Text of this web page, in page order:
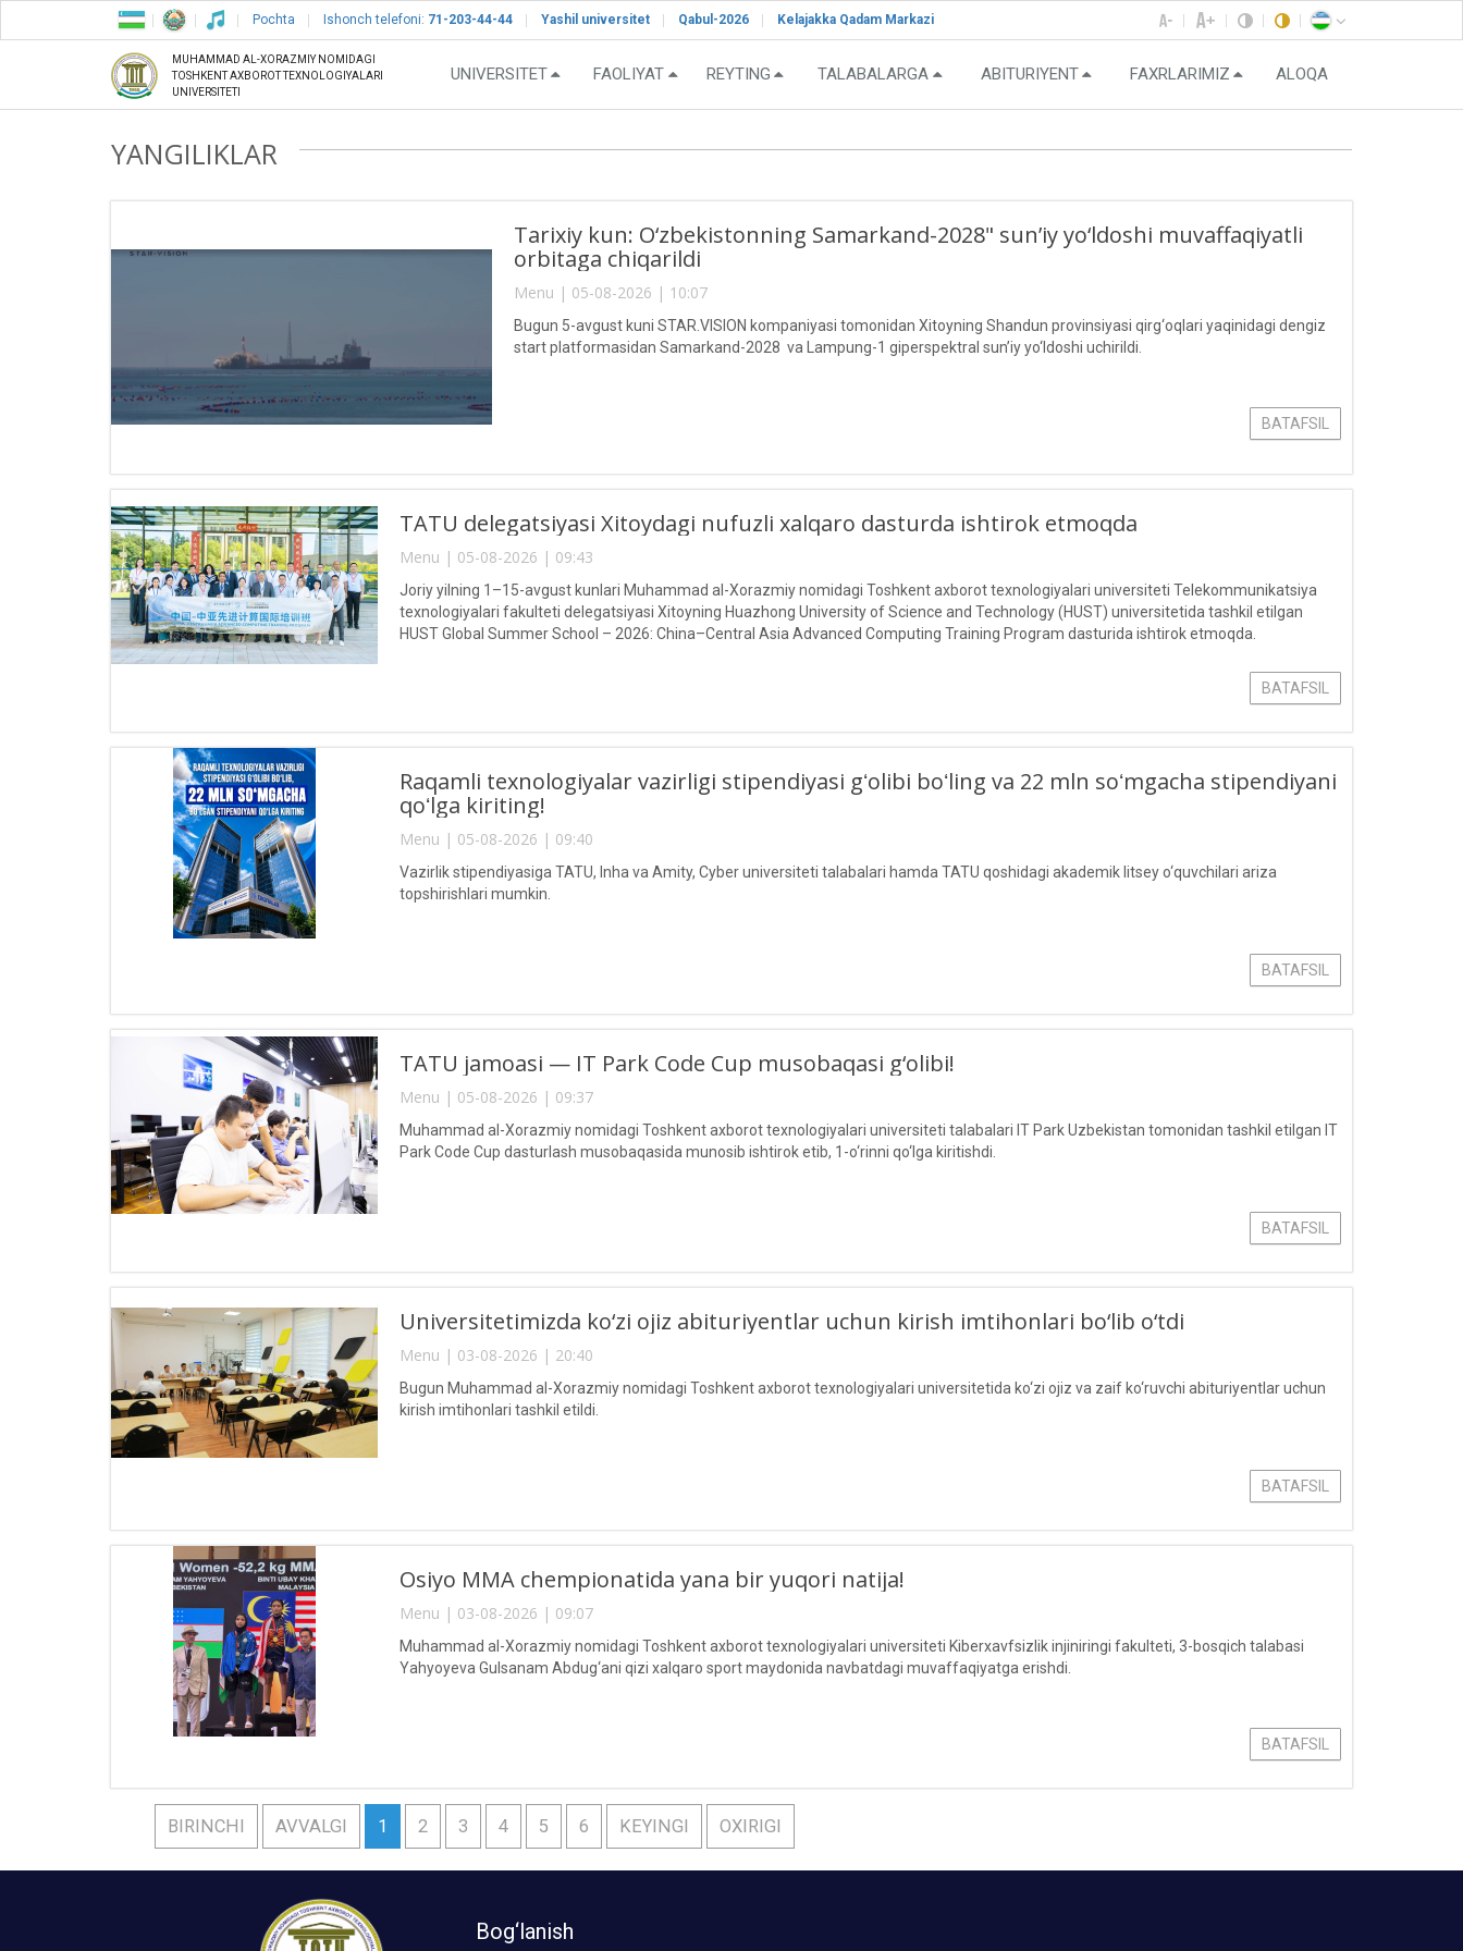
Pochta Ishonch telefoni: 71-203-44-44 Yashil universitet Qabul-2026 Kelajakka Qadam Markazi
MUHAMMAD AL-XORAZMIY NOMIDAGI
TOSHKENT AXBOROT TEXNOLOGIYALARI
UNIVERSITETI
UNIVERSITET FAOLIYAT REYTING TALABALARGA ABITURIYENT FAXRLARIMIZ ALOQA
YANGILIKLAR
Tarixiy kun: O‘zbekistonning Samarkand-2028" sun’iy yo‘ldoshi muvaffaqiyatli
orbitaga chiqarildi
Menu | 05-08-2026 | 10:07
Bugun 5-avgust kuni STAR.VISION kompaniyasi tomonidan Xitoyning Shandun provinsiyasi qirg‘oqlari yaqinidagi dengiz
start platformasidan Samarkand-2028 va Lampung-1 giperspektral sun’iy yo‘ldoshi uchirildi.
BATAFSIL
TATU delegatsiyasi Xitoydagi nufuzli xalqaro dasturda ishtirok etmoqda
Menu | 05-08-2026 | 09:43
Joriy yilning 1–15-avgust kunlari Muhammad al-Xorazmiy nomidagi Toshkent axborot texnologiyalari universiteti Telekommunikatsiya
texnologiyalari fakulteti delegatsiyasi Xitoyning Huazhong University of Science and Technology (HUST) universitetida tashkil etilgan
HUST Global Summer School – 2026: China–Central Asia Advanced Computing Training Program dasturida ishtirok etmoqda.
BATAFSIL
Raqamli texnologiyalar vazirligi stipendiyasi gʻolibi boʻling va 22 mln soʻmgacha stipendiyani
qoʻlga kiriting!
Menu | 05-08-2026 | 09:40
Vazirlik stipendiyasiga TATU, Inha va Amity, Cyber universiteti talabalari hamda TATU qoshidagi akademik litsey o‘quvchilari ariza
topshirishlari mumkin.
BATAFSIL
TATU jamoasi — IT Park Code Cup musobaqasi g‘olibi!
Menu | 05-08-2026 | 09:37
Muhammad al-Xorazmiy nomidagi Toshkent axborot texnologiyalari universiteti talabalari IT Park Uzbekistan tomonidan tashkil etilgan IT
Park Code Cup dasturlash musobaqasida munosib ishtirok etib, 1-o‘rinni qo‘lga kiritishdi.
BATAFSIL
Universitetimizda ko‘zi ojiz abituriyentlar uchun kirish imtihonlari bo‘lib o‘tdi
Menu | 03-08-2026 | 20:40
Bugun Muhammad al-Xorazmiy nomidagi Toshkent axborot texnologiyalari universitetida ko‘zi ojiz va zaif ko‘ruvchi abituriyentlar uchun
kirish imtihonlari tashkil etildi.
BATAFSIL
Osiyo MMA chempionatida yana bir yuqori natija!
Menu | 03-08-2026 | 09:07
Muhammad al-Xorazmiy nomidagi Toshkent axborot texnologiyalari universiteti Kiberxavfsizlik injiniringi fakulteti, 3-bosqich talabasi
Yahyoyeva Gulsanam Abdug‘ani qizi xalqaro sport maydonida navbatdagi muvaffaqiyatga erishdi.
BATAFSIL
BIRINCHI AVVALGI 1 2 3 4 5 6 KEYINGI OXIRIGI
Bog‘lanish